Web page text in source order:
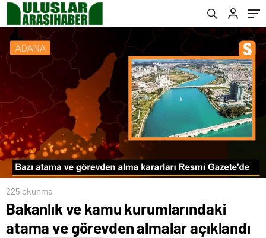
225 okunma
Bakanlık ve kamu kurumlarındaki
atama ve görevden almalar açıklandı